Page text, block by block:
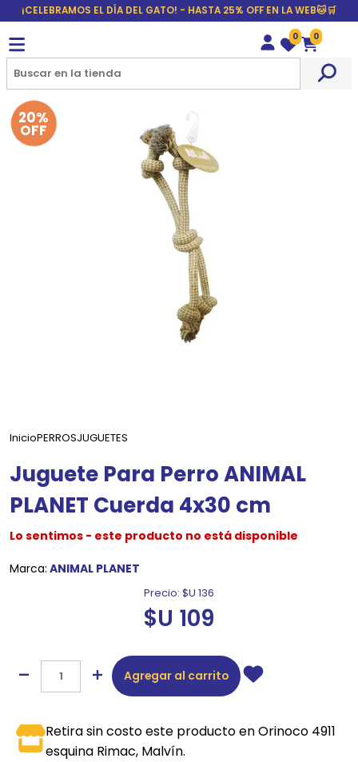
¡CELEBRAMOS EL DÍA DEL GATO! - HASTA 25% OFF EN LA WEB🐱🛒
Wishlist
0
Carrito
0
20%
OFF
InicioPERROSJUGUETES
Juguete Para Perro ANIMAL
PLANET Cuerda 4x30 cm
Lo sentimos - este producto no está disponible
Marca: ANIMAL PLANET
Precio: $U 136
$U 109
Agregar al carrito
Retira sin costo este producto en Orinoco 4911
esquina Rimac, Malvín.